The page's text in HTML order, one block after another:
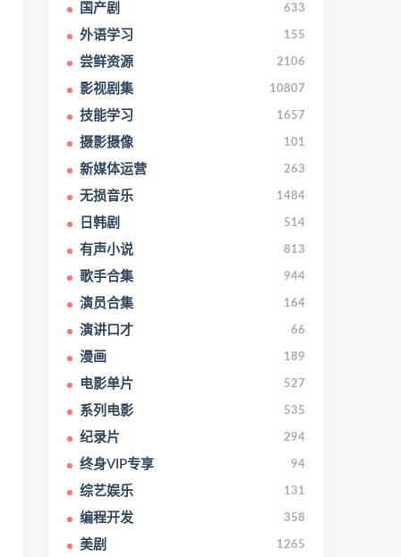
国产剧 633
外语学习 155
尝鲜资源 2106
影视剧集 10807
技能学习 1657
摄影摄像 101
新媒体运营 263
无损音乐 1484
日韩剧 514
有声小说 813
歌手合集 944
演员合集 164
演讲口才 66
漫画 189
电影单片 527
系列电影 535
纪录片 294
终身VIP专享 94
综艺娱乐 131
编程开发 358
美剧 1265